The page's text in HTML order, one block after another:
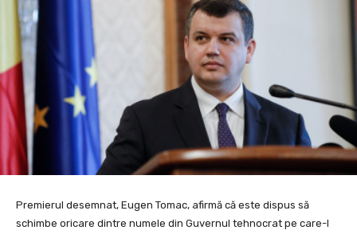
Premierul desemnat, Eugen Tomac, afirmă că este dispus să
schimbe oricare dintre numele din Guvernul tehnocrat pe care-l